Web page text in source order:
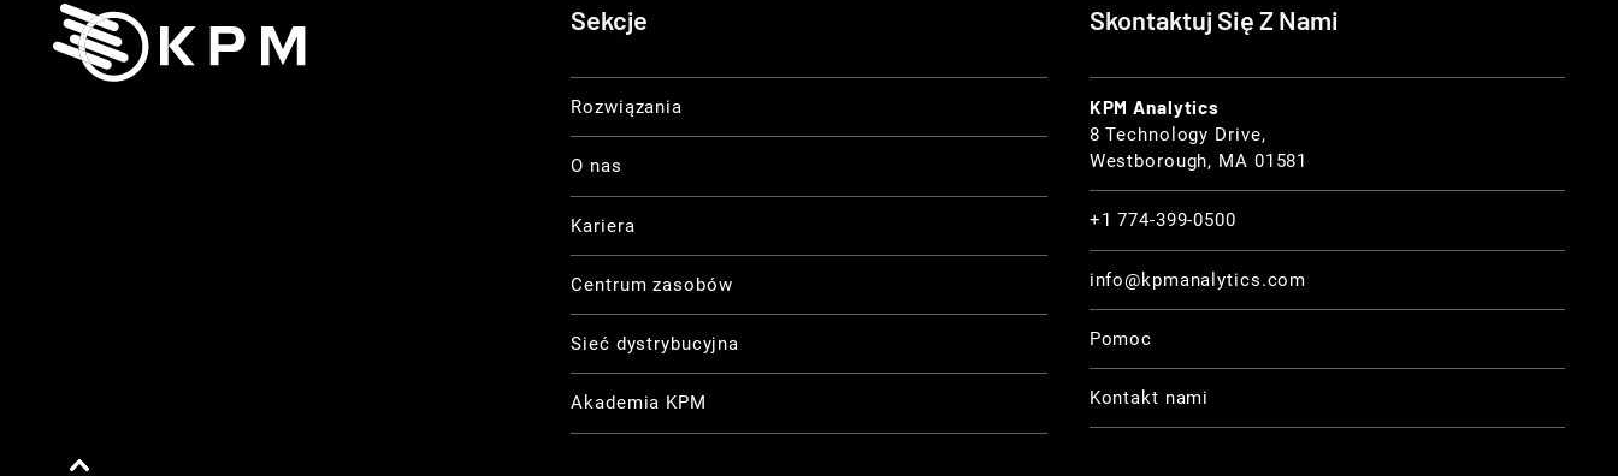
Sekcje
Rozwiązania
O nas
Kariera
Centrum zasobów
Sieć dystrybucyjna
Akademia KPM
Skontaktuj Się Z Nami
KPM Analytics
8 Technology Drive,
Westborough, MA 01581
+1 774-399-0500
info@kpmanalytics.com
Pomoc
Kontakt nami